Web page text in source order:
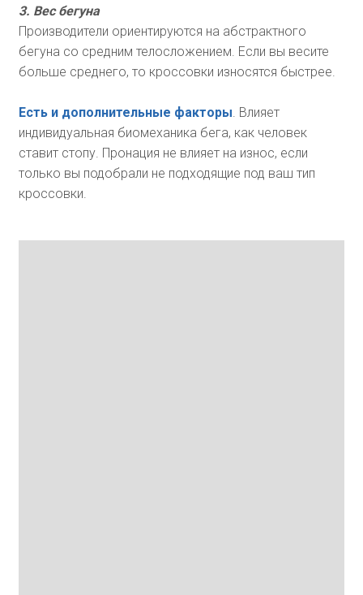
3. Вес бегуна
Производители ориентируются на абстрактного
бегуна со средним телосложением. Если вы весите
больше среднего, то кроссовки износятся быстрее.
Есть и дополнительные факторы . Влияет
индивидуальная биомеханика бега, как человек
ставит стопу. Пронация не влияет на износ, если
только вы подобрали не подходящие под ваш тип
кроссовки.